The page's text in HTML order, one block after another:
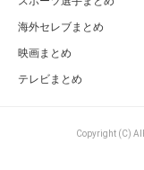
海外セレブまとめ
映画まとめ
テレビまとめ
Copyright (C)